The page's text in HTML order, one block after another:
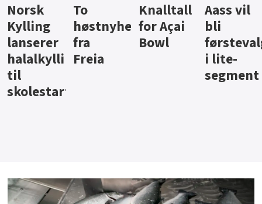
Knalltall
for Açai
Bowl
Aass vil
bli
førstevalg
i lite-
Brus og
jus fra
Berentsen
Hard
iste fra
Hansa